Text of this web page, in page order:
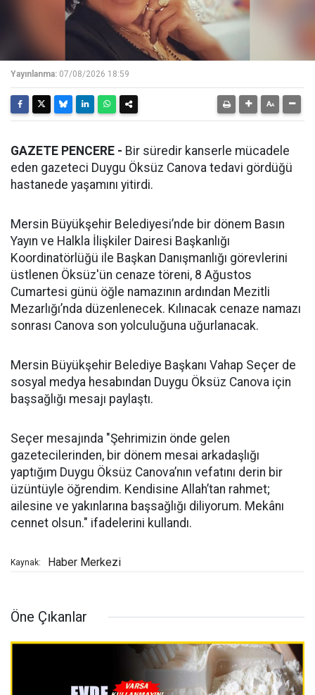
Yayınlanma: 07/08/2026 18:59
GAZETE PENCERE - Bir süredir kanserle mücadele
eden gazeteci Duygu Öksüz Canova tedavi gördüğü
hastanede yaşamını yitirdi.
Mersin Büyükşehir Belediyesi’nde bir dönem Basın
Yayın ve Halkla İlişkiler Dairesi Başkanlığı
Koordinatörlüğü ile Başkan Danışmanlığı görevlerini
üstlenen Öksüz'ün cenaze töreni, 8 Ağustos
Cumartesi günü öğle namazının ardından Mezitli
Mezarlığı’nda düzenlenecek. Kılınacak cenaze namazı
sonrası Canova son yolculuğuna uğurlanacak.
Mersin Büyükşehir Belediye Başkanı Vahap Seçer de
sosyal medya hesabından Duygu Öksüz Canova için
başsağlığı mesajı paylaştı.
Seçer mesajında "Şehrimizin önde gelen
gazetecilerinden, bir dönem mesai arkadaşlığı
yaptığım Duygu Öksüz Canova’nın vefatını derin bir
üzüntüyle öğrendim. Kendisine Allah’tan rahmet;
ailesine ve yakınlarına başsağlığı diliyorum. Mekânı
cennet olsun." ifadelerini kullandı.
Kaynak: Haber Merkezi
Öne Çıkanlar